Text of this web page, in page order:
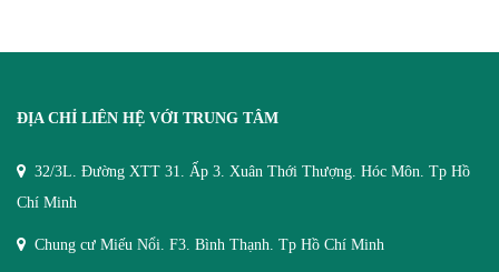
ĐỊA CHỈ LIÊN HỆ VỚI TRUNG TÂM
32/3L. Đường XTT 31. Ấp 3. Xuân Thới Thượng. Hóc Môn. Tp Hồ
Chí Minh
Chung cư Miếu Nổi. F3. Bình Thạnh. Tp Hồ Chí Minh